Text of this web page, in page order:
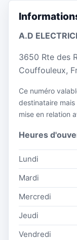
A.D
3650 Rte des
Couffouleux,
Ce numéro
destinataire
mise en relation
Heures
Lundi
Mardi
Mercredi
Jeudi
Vendredi